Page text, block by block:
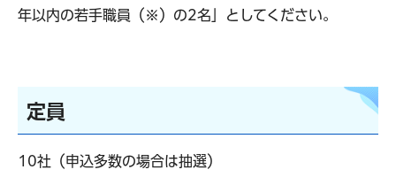
年以内の若手職員（※）の2名」としてください。
定員
10社（申込多数の場合は抽選）